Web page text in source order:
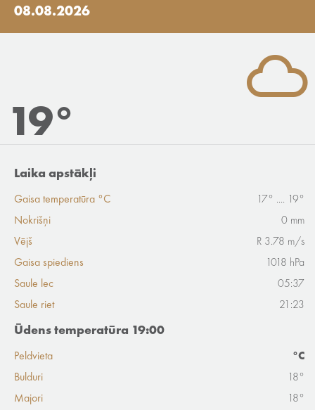
08.08.2026
19°
Laika apstākļi
Gaisa temperatūra °C
17° .... 19°
Nokrišņi
0 mm
Vējš
R 3.78 m/s
Gaisa spiediens
1018 hPa
Saule lec
05:37
Saule riet
21:23
Ūdens temperatūra 19:00
Peldvieta
°C
Bulduri
18°
Majori
18°